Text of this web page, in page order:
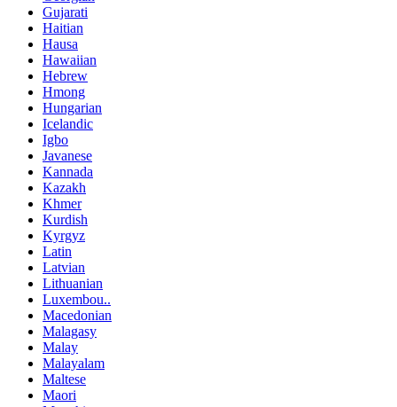
Gujarati
Haitian
Hausa
Hawaiian
Hebrew
Hmong
Hungarian
Icelandic
Igbo
Javanese
Kannada
Kazakh
Khmer
Kurdish
Kyrgyz
Latin
Latvian
Lithuanian
Luxembou..
Macedonian
Malagasy
Malay
Malayalam
Maltese
Maori